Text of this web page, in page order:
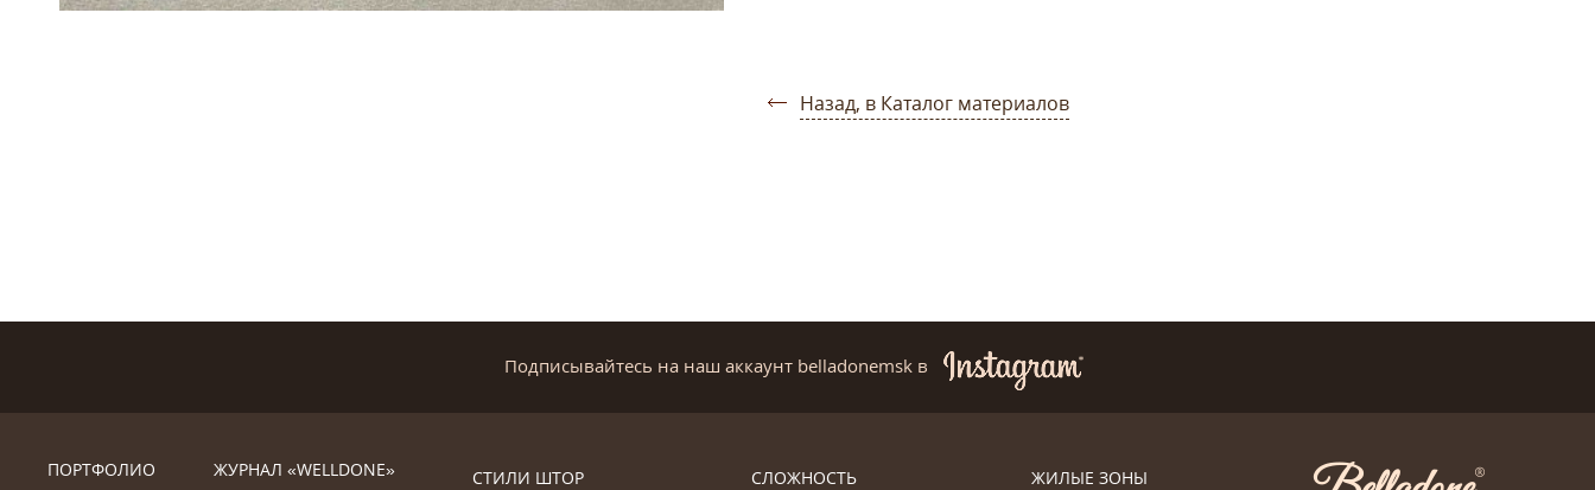
Назад, в Каталог материалов
Подписывайтесь на наш аккаунт belladonemsk в
ПОРТФОЛИО
ЖУРНАЛ «WELLDONE»
СТИЛИ ШТОР СЛОЖНОСТЬ ЖИЛЫЕ ЗОНЫ